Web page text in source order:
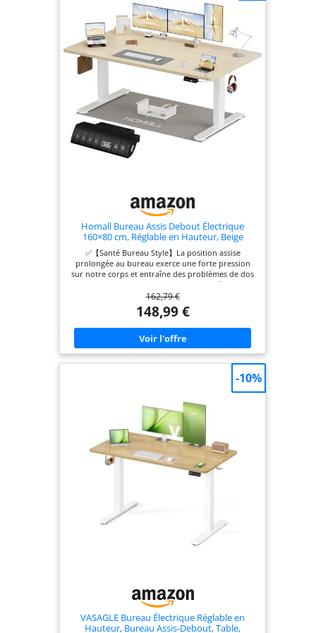
surface de 120 x 60 cm offre beaucoup d’espace
pour travailler ou étudier Assemblage facile :
L'assemblage est simple grâce aux instructions
détaillées et aux pièces numérotées, vous
permettant d'économiser du temps et de l'énergie
Remarque : Le plateau est composé de quatre
parties distinctes
Homall Bureau Assis Debout Électrique
160×80 cm, Réglable en Hauteur, Beige
✅【Santé Bureau Style】La position assise
prolongée au bureau exerce une forte pression
sur notre corps et entraîne des problèmes de dos
et de cou. Ce pupitre apporte une manière saine
de travailler, vous permet d'alterner entre la
position assise et debout pour travailler, soulage
l'engourdissement des jambes et la fatigue du
corps due à une position assise prolongée, rend
votre énergie plus concentrée. ✅【Excellente
stabilité】. Grâce à sa construction entièrement en
acier, le cadre du bureau peut supporter jusqu'à
durabilité maximales. Toujours aussi stable et sûr
après 50 000 tests. ✅【3 hauteurs à mémoire
libèrent vos mains】Profitez des avantages pour la
santé d'un pupitre réglable en hauteur avec 3
réglages de hauteur programmables pour des
transitions rapides et faciles et une plage de
hauteur de 72 à 116 cm. ✅【Grand plateau en
bois】. Le plateau de la table présente un motif en
bois qui est à la fois à la mode et esthétique. Le
plateau de table offre suffisamment de place pour
fournitures de bureau. Veuillez noter que le
plateau de table se compose de quatre parties, il
n'est pas livré en une seule pièce complète.
✅【Service client】Nous vous enverrons le mode
de remplacement ou de réparation de 5 ans.
162,79 €
148,99 €
VASAGLE Bureau Électrique Réglable en
Hauteur, Bureau Assis-Debout, Table,
-10%